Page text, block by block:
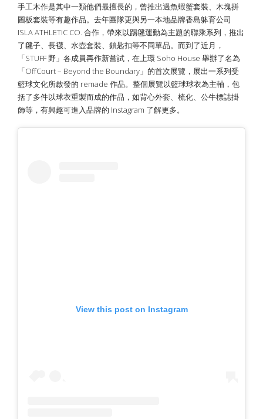
手工木作是其中一類他們最擅長的，曾推出過魚蝦蟹套裝、木塊拼
圖板套裝等有趣作品。去年團隊更與另一本地品牌香島躰育公司
ISLA ATHLETIC CO. 合作，帶來以踢毽運動為主題的聯乘系列，推出
了毽子、長襪、水壺套裝、鎖匙扣等不同單品。而到了近月，
「STUFF 野」各成員再作新嘗試，在上環 Soho House 舉辦了名為
「OffCourt – Beyond the Boundary」的首次展覽，展出一系列受
籃球文化所啟發的 remade 作品。整個展覽以籃球球衣為主軸，包
括了多件以球衣重製而成的作品，如背心外套、梳化、公牛標誌掛
飾等，有興趣可進入品牌的 Instagram 了解更多。
View this post on Instagram